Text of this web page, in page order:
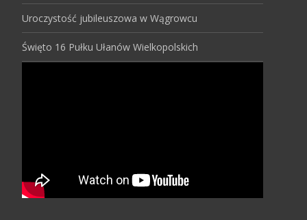
Uroczystość jubileuszowa w Wągrowcu
Święto 16 Pułku Ułanów Wielkopolskich